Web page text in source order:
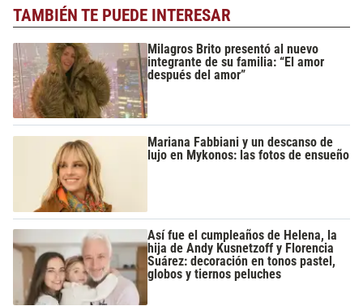
TAMBIÉN TE PUEDE INTERESAR
Milagros Brito presentó al nuevo
integrante de su familia: “El amor
después del amor”
Mariana Fabbiani y un descanso de
lujo en Mykonos: las fotos de ensueño
Así fue el cumpleaños de Helena, la
hija de Andy Kusnetzoff y Florencia
Suárez: decoración en tonos pastel,
globos y tiernos peluches